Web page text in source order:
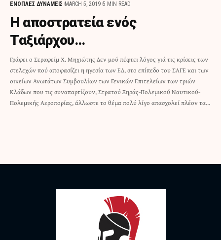
ΕΝΟΠΛΕΣ ΔΥΝΑΜΕΙΣ MARCH 5, 2019 5 MIN READ
Η αποστρατεία ενός
Ταξιάρχου…
Γράφει ο Σεραφείμ Χ. Μηχιώτης Δεν μού πέφτει λόγος γιά τις κρίσεις των
στελεχών πού αποφασίζει η ηγεσία των ΕΔ, στο επίπεδο του ΣΑΓΕ και των
οικείων Ανωτάτων Συμβουλίων των Γενικών Επιτελείων των τριών
Κλάδων που τις συναπαρτίζουν, Στρατού Ξηράς-Πολεμικού Ναυτικού-
Πολεμικής Αεροπορίας, άλλωστε το θέμα πολύ λίγο απασχολεί πλέον τα…